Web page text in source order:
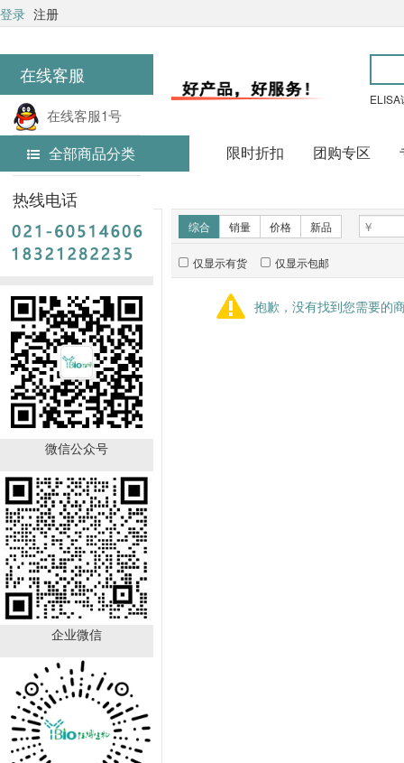
在线客服
在线客服1号
在线客服2号
热线电话
微信公众号
企业微信
登录 注册
ELISA
全部商品分类 限时折扣 团购专区
首页
实验耗材
新品推荐
销量排行
TFF1 Antibody YB-
723431HU
￥890.00
已有21人购买
GALNT12 Antibody YB-
综合 销量 价格 新品
仅显示有货 仅显示包邮
抱歉，没有找到您需要的